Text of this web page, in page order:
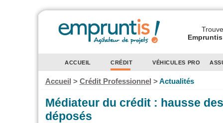
ACCUEIL CRÉDIT VÉHICULES PRO
Accueil > Crédit Professionnel >Actualités
Médiateur du crédit : hausse
déposés